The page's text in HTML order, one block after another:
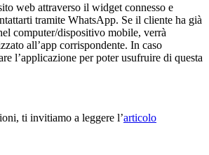
web attraverso il widget connesso e
tramite WhatsApp. Se il cliente ha già
computer/dispositivo mobile, verrà
all’app corrispondente. In caso
l’applicazione per poter usufruire di questa
ti invitiamo a leggere l’articolo